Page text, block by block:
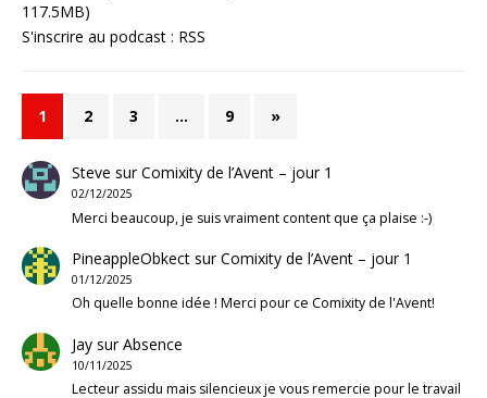
117.5MB)
S'inscrire au podcast : RSS
1 2 3 … 9 »
Steve surComixity de l’Avent – jour 1
02/12/2025
Merci beaucoup, je suis vraiment content que ça plaise :-)
PineappleObkectsurComixity de l’Avent – jour 1
01/12/2025
Oh quelle bonne idée ! Merci pour ce Comixity de l'Avent!
JaysurAbsence
10/11/2025
Lecteur assidu mais silencieux je vous remercie pour le travail